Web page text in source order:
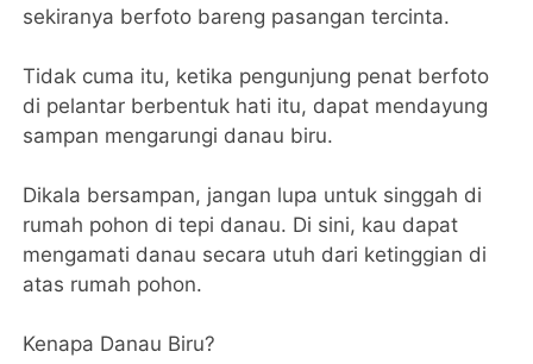
sekiranya berfoto bareng pasangan tercinta.
Tidak cuma itu, ketika pengunjung penat berfoto
di pelantar berbentuk hati itu, dapat mendayung
sampan mengarungi danau biru.
Dikala bersampan, jangan lupa untuk singgah di
rumah pohon di tepi danau. Di sini, kau dapat
mengamati danau secara utuh dari ketinggian di
atas rumah pohon.
Kenapa Danau Biru?